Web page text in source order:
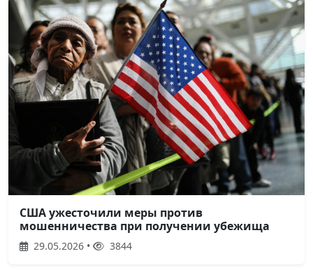
США ужесточили меры против
мошенничества при получении убежища
29.05.2026 • 3844